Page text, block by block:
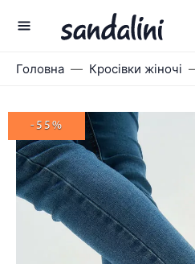
Головна Кросівки жіночі
-55%